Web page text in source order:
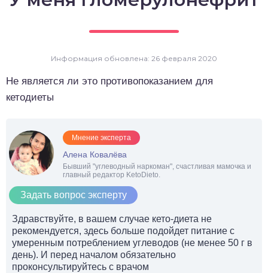
Информация обновлена: 26 февраля 2020
Не является ли это противопоказанием для
кетодиеты
Мнение эксперта
Алена Ковалёва
Бывший "углеводный наркоман", счастливая мамочка и
главный редактор KetoDieto.
Задать вопрос эксперту
Здравствуйте, в вашем случае кето-диета не
рекомендуется, здесь больше подойдет питание с
умеренным потреблением углеводов (не менее 50 г в
день). И перед началом обязательно
проконсультируйтесь с врачом
напитки